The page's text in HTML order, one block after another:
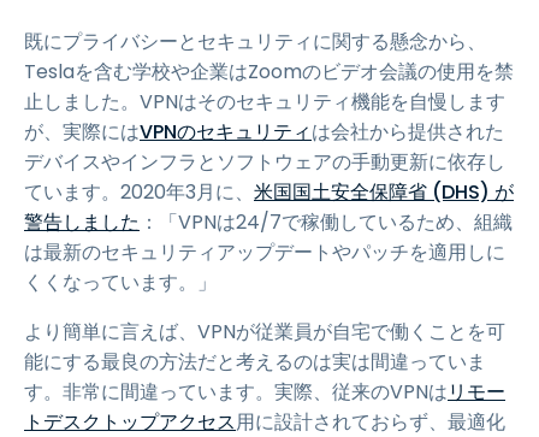
既にプライバシーとセキュリティに関する懸念から、
Teslaを含む学校や企業はZoomのビデオ会議の使用を禁
止しました。VPNはそのセキュリティ機能を自慢します
が、実際にはVPNのセキュリティは会社から提供された
デバイスやインフラとソフトウェアの手動更新に依存し
ています。2020年3月に、 米国国土安全保障省 (DHS) が
警告しました ：「VPNは24/7で稼働しているため、組織
は最新のセキュリティアップデートやパッチを適用しに
くくなっています。」
より簡単に言えば、VPNが従業員が自宅で働くことを可
能にする最良の方法だと考えるのは実は間違っていま
す。非常に間違っています。実際、従来のVPNはリモー
トデスクトップアクセス用に設計されておらず、最適化